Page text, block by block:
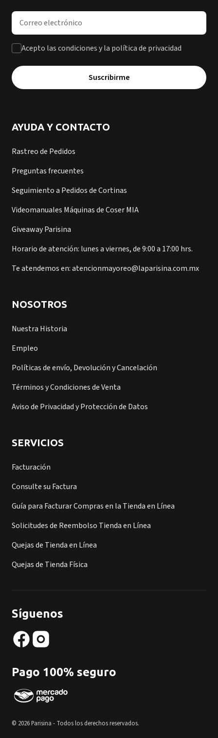
Dirección de correo electrónico
Acepto las condiciones y la política de privacidad
Suscribirme
AYUDA Y CONTACTO
Rastreo de Pedidos
Preguntas frecuentes
Seguimiento a Pedidos de Cortinas
Videomanuales Máquinas de Coser MIA
Giveaway Parisina
Horario de atención: lunes a viernes, de 9:00 a 17:00 hrs.
Te atendemos en: atencionmayoreo@laparisina.com.mx
NOSOTROS
Nuestra Historia
Empleo
Políticas de envío, Devolución y Cancelación
Términos y Condiciones de Venta
Aviso de Privacidad y Protección de Datos
SERVICIOS
Facturación
Consulte su Factura
Guía para Facturar Compras en la Tienda en Línea
Solicitudes de Reembolso Tienda en Línea
Quejas de Tienda en Línea
Quejas de Tienda Física
Síguenos
Pago 100% seguro
© 2026 Parisina - Todos los derechos reservados.